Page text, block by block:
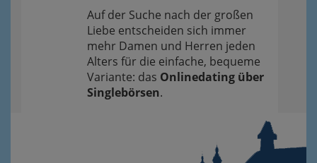
Auf der Suche nach der großen
Liebe entscheiden sich immer
mehr Damen und Herren jeden
Alters für die einfache, bequeme
Variante: das Onlinedating über
Singlebörsen.